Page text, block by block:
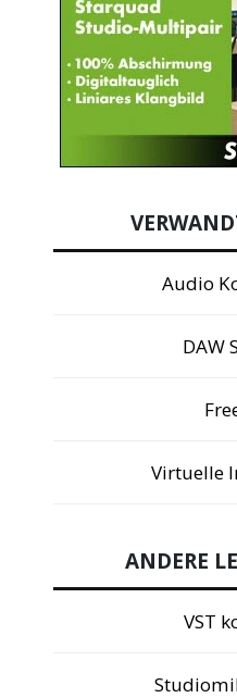
Audio
DAW
Virtuelle
ANDERE
VST